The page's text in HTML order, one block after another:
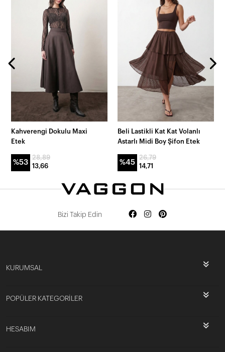
Kahverengi Dokulu Maxi
Etek
%53
28,89
13,66
Beli Lastikli Kat Kat Volanlı
Astarlı Midi Boy Şifon Etek
%45
26,79
14,71
Bizi Takip Edin
KURUMSAL
POPÜLER KATEGORİLER
HESABIM